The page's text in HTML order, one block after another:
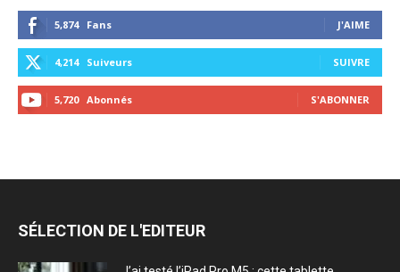
5,874 Fans J'AIME
4,214 Suiveurs SUIVRE
5,720 Abonnés S'ABONNER
SÉLECTION DE L'EDITEUR